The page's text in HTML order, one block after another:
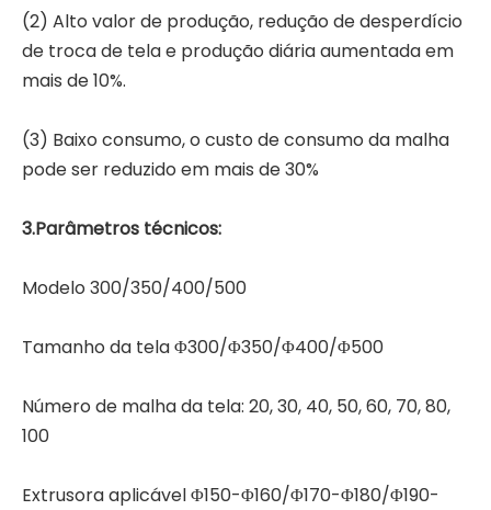
(2) Alto valor de produção, redução de desperdício
de troca de tela e produção diária aumentada em
mais de 10%.
(3) Baixo consumo, o custo de consumo da malha
pode ser reduzido em mais de 30%
3.Parâmetros técnicos:
Modelo 300/350/400/500
Tamanho da tela Φ300/Φ350/Φ400/Φ500
Número de malha da tela: 20, 30, 40, 50, 60, 70, 80,
100
Extrusora aplicável Φ150-Φ160/Φ170-Φ180/Φ190-